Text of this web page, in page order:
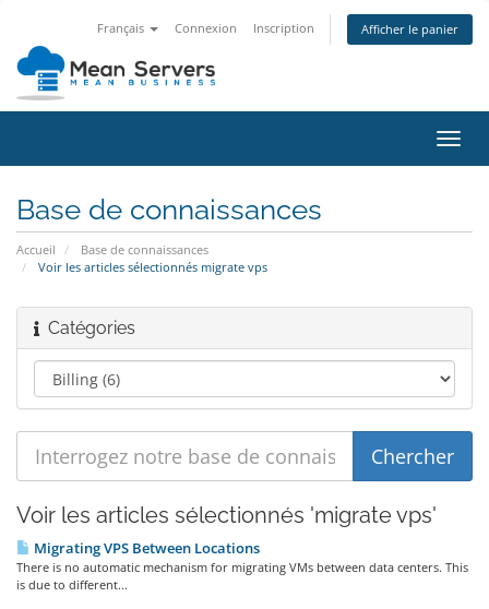
Français Connexion Inscription Afficher le panier
la
Base de connaissances
Accueil
Base de connaissances
Voir les articles sélectionnés migrate vps
Catégories
Voir les articles sélectionnés 'migrate vps'
Migrating VPS Between Locations
There is no automatic mechanism for migrating VMs between data centers. This
is due to different...